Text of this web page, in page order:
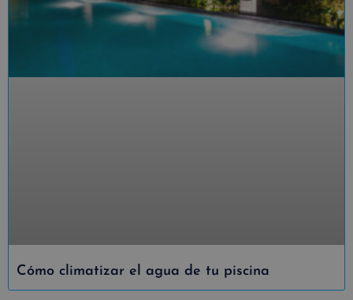
Cómo climatizar el agua de tu piscina